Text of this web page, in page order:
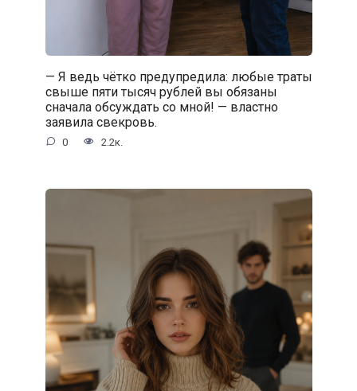
— Я ведь чётко предупредила: любые траты
свыше пяти тысяч рублей вы обязаны
сначала обсуждать со мной! — властно
заявила свекровь.
0 2.2к.